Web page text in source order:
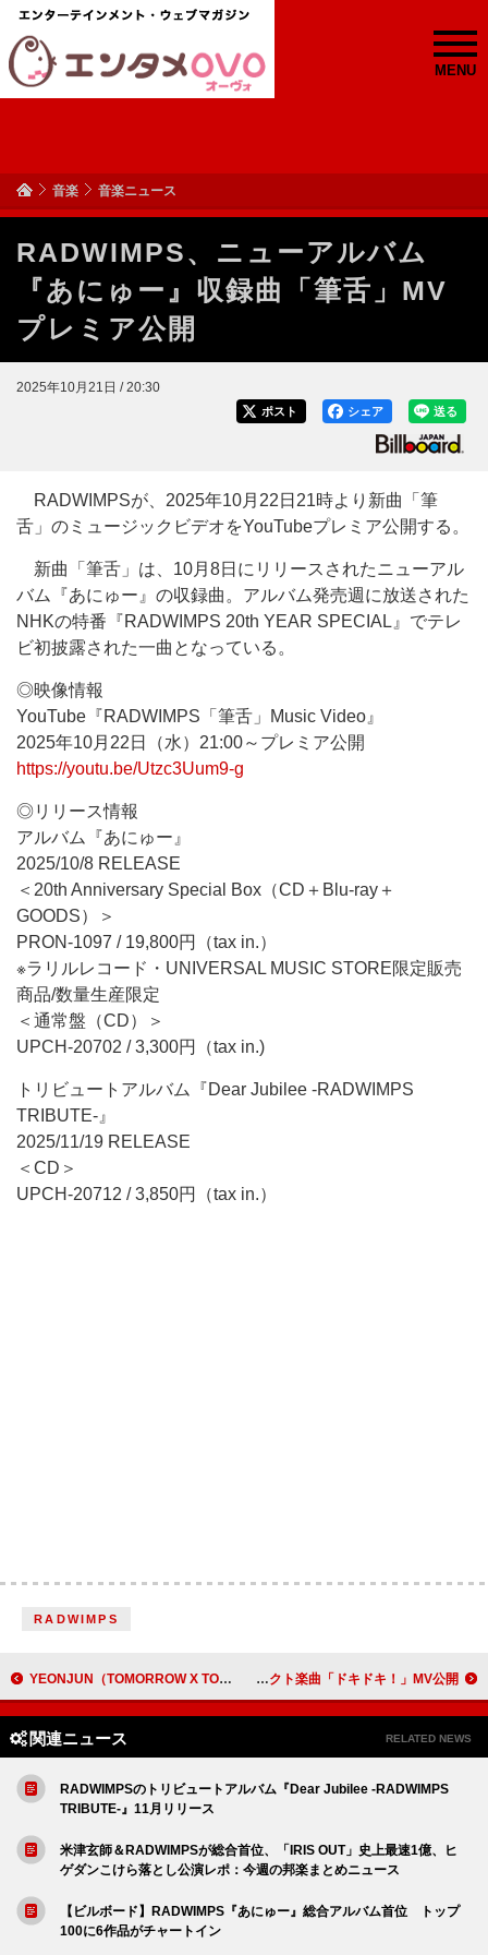
MENU
音楽 音楽ニュース
RADWIMPS、ニューアルバム
『あにゅー』収録曲「筆舌」MV
プレミア公開
2025年10月21日 / 20:30
送る
シェア
ポスト
RADWIMPSが、2025年10月22日21時より新曲「筆
舌」のミュージックビデオをYouTubeプレミア公開する。
新曲「筆舌」は、10月8日にリリースされたニューアル
バム『あにゅー』の収録曲。アルバム発売週に放送された
NHKの特番『RADWIMPS 20th YEAR SPECIAL』でテレ
ビ初披露された一曲となっている。
◎映像情報
YouTube『RADWIMPS「筆舌」Music Video』
2025年10月22日（水）21:00～プレミア公開
https://youtu.be/Utzc3Uum9-g
◎リリース情報
アルバム『あにゅー』
2025/10/8 RELEASE
＜20th Anniversary Special Box（CD＋Blu-ray＋
GOODS）＞
PRON-1097 / 19,800円（tax in.）
※ラリルレコード・UNIVERSAL MUSIC STORE限定販売
商品/数量生産限定
＜通常盤（CD）＞
UPCH-20702 / 3,300円（tax in.)
トリビュートアルバム『Dear Jubilee -RADWIMPS
TRIBUTE-』
2025/11/19 RELEASE
＜CD＞
UPCH-20712 / 3,850円（tax in.）
RADWIMPS
YEONJUN（TOMORROW X TOGETHER）、1stミニアルバム 『NO LABELS PART.01』トラックリストを公開 すりぃ、ポケモン×初音ミクのコラボプロジェクト楽曲「ドキドキ！」MV公開
関連ニュース RELATED NEWS
RADWIMPSのトリビュートアルバム『Dear Jubilee -RADWIMPS
TRIBUTE-』11月リリース
米津玄師＆RADWIMPSが総合首位、「IRIS OUT」史上最速1億、ヒ
ゲダンこけら落とし公演レポ：今週の邦楽まとめニュース
【ビルボード】RADWIMPS『あにゅー』総合アルバム首位 トップ
100に6作品がチャートイン